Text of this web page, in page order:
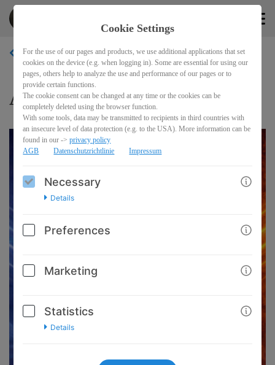
BACK
Andi's Cajon Academy™
Cookie Settings
For the use of our pages and products, we use additional applications that set
cookies on the device (e.g. when logging in). Some are essential for using our
pages, others help to analyze the use and performance of our pages or to
provide certain functions.
The cookie consent can be changed at any time or the cookies can be
completely deleted using the browser function.
With some tools, data may be transmitted to recipients in third countries with
an insecure level of data protection (e.g. to the USA). More information can be
found in our ->privacy policy
AGB
Datenschutzrichtlinie Impressum
Necessary
Details
Preferences
Marketing
Statistics
Details